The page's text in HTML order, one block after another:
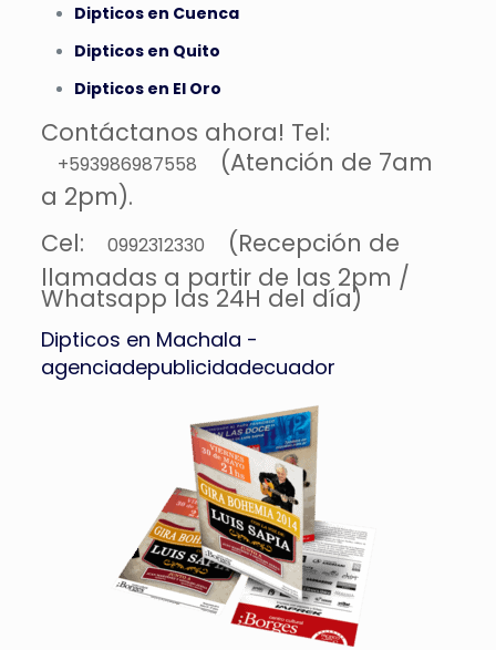
Dipticos en Cuenca
Dipticos en Quito
Dipticos en El Oro
Contáctanos ahora! Tel:
+593986987558
(Atención de 7am
a 2pm).
Cel:
0992312330
(Recepción de
llamadas a partir de las 2pm /
Whatsapp las 24H del día)
Dipticos en Machala -
agenciadepublicidadecuador